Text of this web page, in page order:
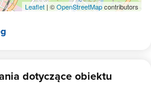
Leaflet| ©OpenStreetMapcontributors
dotyczące obiektu